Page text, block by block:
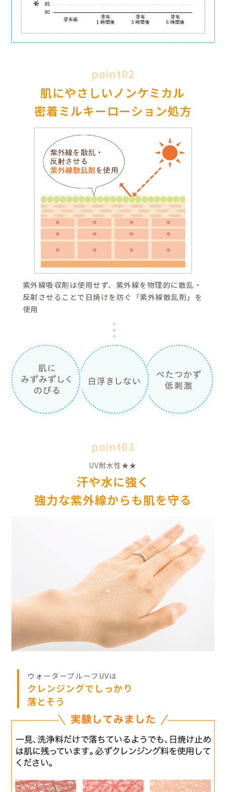
製品
スキンケア
バリア力が
使い心地の
肌のうるおいを守る
ヒト型セラミド
デリケートなベビーやキ
リア機能をアップします
紫外線ダメージを抑え
ヒマワリオイル